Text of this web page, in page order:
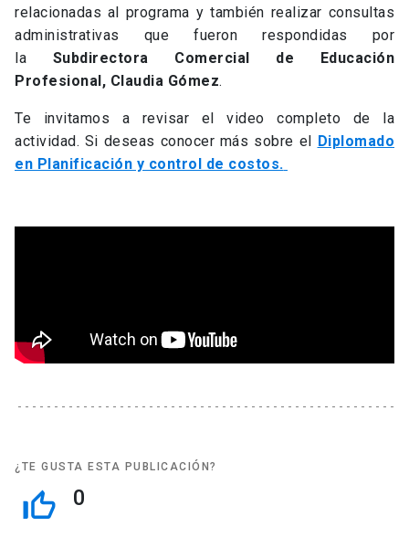
relacionadas al programa y también realizar consultas
administrativas que fueron respondidas por
la Subdirectora Comercial de Educación
Profesional, Claudia Gómez.
Te invitamos a revisar el video completo de la
actividad. Si deseas conocer más sobre el Diplomado
en Planificación y control de costos.
¿TE GUSTA ESTA PUBLICACIÓN?
thumb_up_off_alt 0